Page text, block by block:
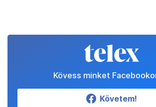
Kövess minket
Követem!